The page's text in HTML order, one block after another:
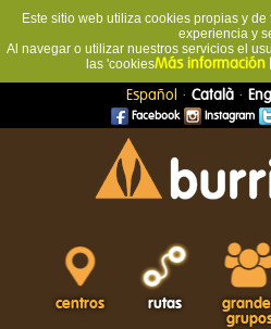
Este sitio web utiliza cookies propias y
experiencia y
Al navegar o utilizar nuestros servicios el
las 'cookiesMás información
Español · Català ·
Facebook Instagram
centros rutas